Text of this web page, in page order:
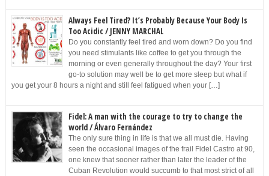
Always Feel Tired? It’s Probably Because Your Body Is
Too Acidic / JENNY MARCHAL
Do you constantly feel tired and worn down? Do you find
you need stimulants like coffee to get you through the
morning or even generally throughout the day? Your first
go-to solution may well be to get more sleep but what if
you get your 8 hours a night and still feel fatigued when your […]
Fidel: A man with the courage to try to change the
world / Álvaro Fernández
The only sure thing in life is that we all must die. Having
seen the occasional images of the frail Fidel Castro at 90,
one knew that sooner rather than later the leader of the
Cuban Revolution would succumb to that most strict of all